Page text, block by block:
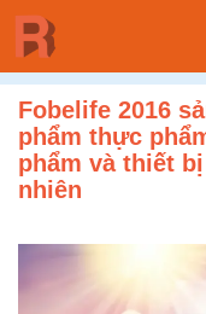
Chuyển
đến
nội
dungFobelife 2016
phẩm thực
phẩm và thiết
nhiên